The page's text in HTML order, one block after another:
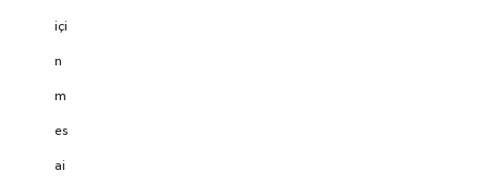
içi
n
m
es
ai